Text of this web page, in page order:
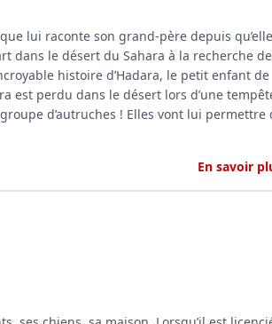
lui raconte son grand-père depuis
dans le désert du Sahara à la recherche
histoire d’Hadara, le petit enfant de
est perdu dans le désert lors d’une
d’autruches ! Elles vont lui permettre
En savoir